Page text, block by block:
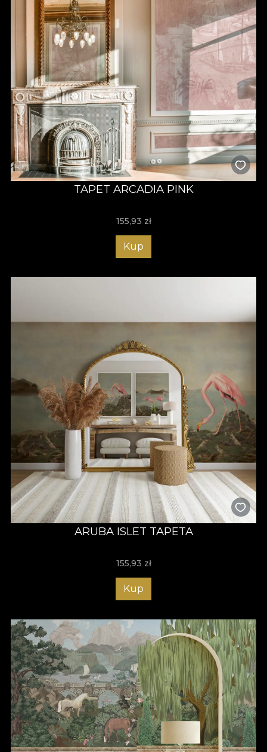
TAPET ARCADIA PINK
155,93 zł
Kup
ARUBA ISLET TAPETA
155,93 zł
Kup